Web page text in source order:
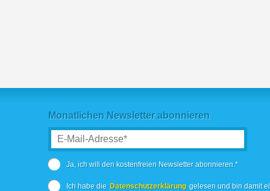
Monatlichen Newsletter abonnieren
Ja, ich will den kostenfreien Newsletter abonnieren.*
Ich habe die Datenschutzerklärung gelesen und bin damit